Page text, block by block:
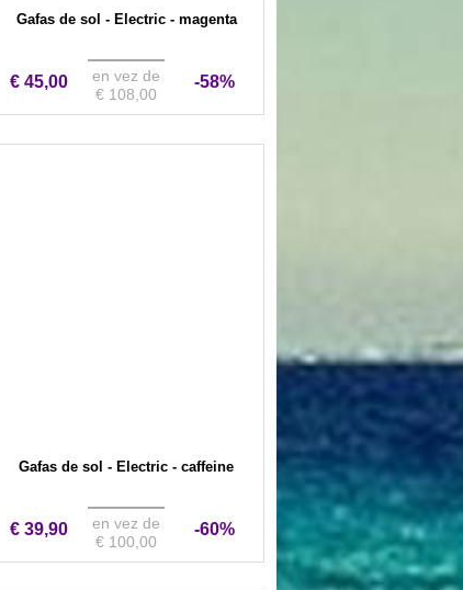
Gafas de sol - Electric - magenta
€ 45,00
en vez de
€ 108,00
-58%
Gafas de sol - Electric - caffeine
€ 39,90
en vez de
€ 100,00
-60%